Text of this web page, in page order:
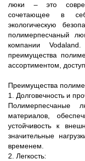
люки – это
сочетающее в
экологическую
полимерпесчаный
компании
преимущества
ассортиментом,
Преимущества
1. Долговечность и
Полимерпесчаные
материалов,
устойчивость к
значительные
временем.
2. Легкость: